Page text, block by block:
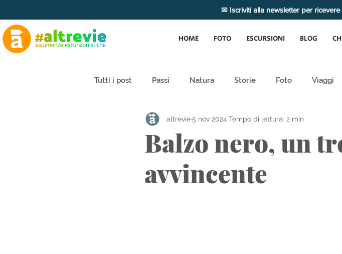
✉ Iscriviti alla newsletter per
HOME FOTO ESCURSIONI BLOG
Tutti i post Passi Natura Storie Foto Viaggi
Balzo nero, un
avvincente
altrevie5 nov 2024 Tempo di lettura: 2 min